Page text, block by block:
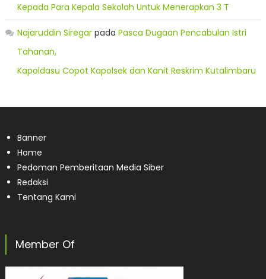
Kepada Para Kepala Sekolah Untuk Menerapkan 3 T
Najaruddin Siregarpada Pasca Dugaan Pencabulan Istri
Tahanan,
Kapoldasu Copot Kapolsek dan Kanit Reskrim Kutalimbaru
Banner
Home
Pedoman Pemberitaan Media Siber
Redaksi
Tentang Kami
Member Of